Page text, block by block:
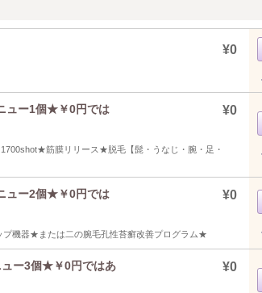
¥0
ー1個★￥0円では
¥0
筋膜リリース★脱毛【髭・うなじ・腕・足・
ー2個★￥0円では
¥0
機器★または二の腕毛孔性苔癬改善プログラム★
ー3個★￥0円ではあ
¥0